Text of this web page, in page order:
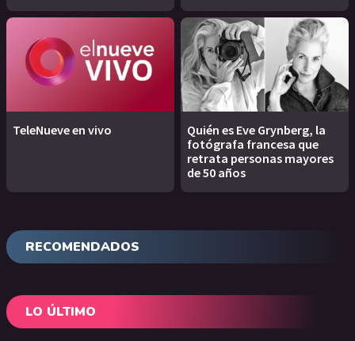
TeleNueve en vivo
Quién es Eve Grynberg, la
fotógrafa francesa que
retrata personas mayores
de 50 años
RECOMENDADOS
LO ÚLTIMO